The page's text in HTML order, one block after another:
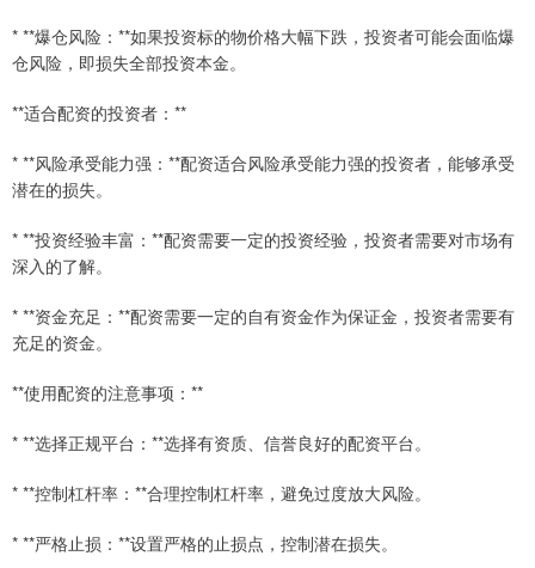
* **爆仓风险：**如果投资标的物价格大幅下跌，投资者可能会面临爆
仓风险，即损失全部投资本金。
**适合配资的投资者：**
* **风险承受能力强：**配资适合风险承受能力强的投资者，能够承受
潜在的损失。
* **投资经验丰富：**配资需要一定的投资经验，投资者需要对市场有
深入的了解。
* **资金充足：**配资需要一定的自有资金作为保证金，投资者需要有
充足的资金。
**使用配资的注意事项：**
* **选择正规平台：**选择有资质、信誉良好的配资平台。
* **控制杠杆率：**合理控制杠杆率，避免过度放大风险。
* **严格止损：**设置严格的止损点，控制潜在损失。